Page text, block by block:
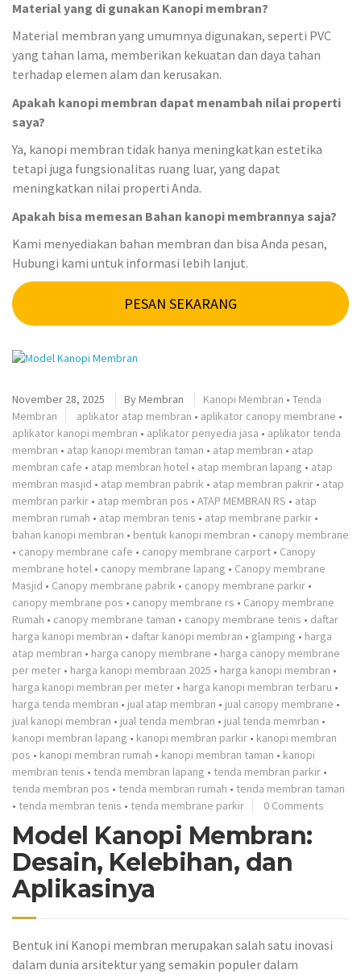
Material yang di gunakan Kanopi membran?
Material membran yang umumnya digunakan, seperti PVC
yang tahan lama, memberikan kekuatan dan daya tahan
terhadap elemen alam dan kerusakan.
Apakah kanopi membran dapat menambah nilai properti
saya?
Ya, kanopi membran tidak hanya meningkatkan estetika
tetapi juga fungsionalitas ruang luar, yang dapat
meningkatkan nilai properti Anda.
Apakah bisa memesan Bahan kanopi membrannya saja?
Kami menyediakan bahan membran dan bisa Anda pesan,
Hubungi kami untuk informasi lebih lanjut.
PESAN SEKARANG
November 28, 2025 ByMembran Kanopi Membran • Tenda
Membran
aplikator atap membran • aplikator canopy membrane •
aplikator kanopi membran • aplikator penyedia jasa • aplikator tenda
membran • atap kanopi membran taman • atap membran • atap
membran cafe • atap membran hotel • atap membran lapang • atap
membran masjid • atap membran pabrik • atap membran pakrir • atap
membran parkir • atap membran pos • ATAP MEMBRAN RS • atap
membran rumah • atap membran tenis • atap membrane parkir •
bahan kanopi membran • bentuk kanopi membran • canopy membrane
• canopy membrane cafe • canopy membrane carport • Canopy
membrane hotel • canopy membrane lapang • Canopy membrane
Masjid • Canopy membrane pabrik • canopy membrane parkir •
canopy membrane pos • canopy membrane rs • Canopy membrane
Rumah • canopy membrane taman • canopy membrane tenis • daftar
harga kanopi membran • daftar kanopi membran • glamping • harga
atap membran • harga canopy membrane • harga canopy membrane
per meter • harga kanopi membraan 2025 • harga kanopi membran •
harga kanopi membran per meter • harga kanopi membran terbaru •
harga tenda membran • jual atap membran • jual canopy membrane •
jual kanopi membran • jual tenda membran • jual tenda memrban •
kanopi membran lapang • kanopi membran parkir • kanopi membran
pos • kanopi membran rumah • kanopi membran taman • kanopi
membran tenis • tenda membran lapang • tenda membran parkir •
tenda membran pos • tenda membran rumah • tenda membran taman
• tenda membran tenis • tenda membrane parkir 0 Comments
Model Kanopi Membran:
Desain, Kelebihan, dan
Aplikasinya
Bentuk ini Kanopi membran merupakan salah satu inovasi
dalam dunia arsitektur yang semakin populer dalam